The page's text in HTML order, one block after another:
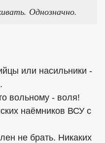
Однозначно.
или насильники -
вольному - воля!
наёмников ВСУ с
не брать. Никаких